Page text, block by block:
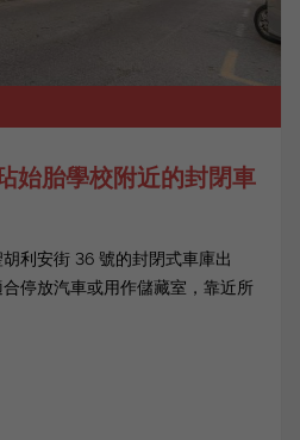
始胎學校附近的封閉車
利安街 36 號的封閉式車庫出
停放汽車或用作儲藏室，靠近所